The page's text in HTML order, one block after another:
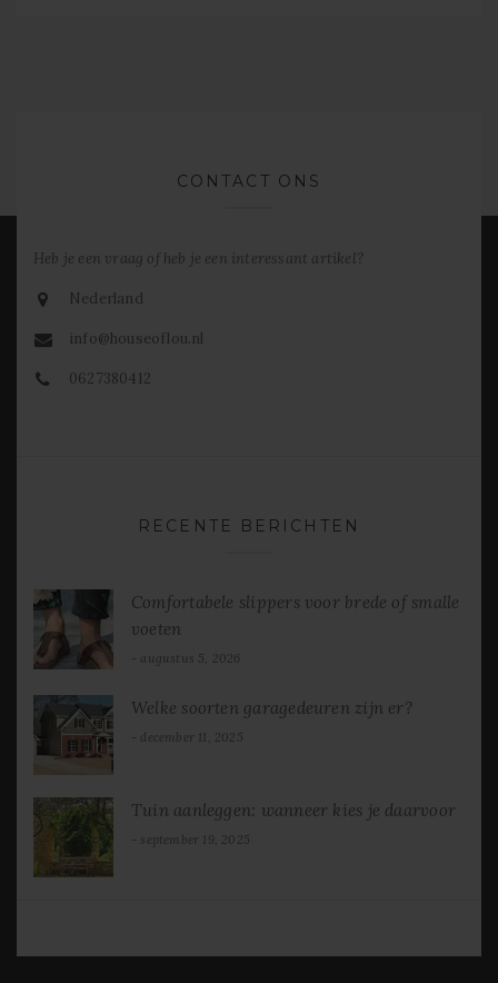
CONTACT ONS
Heb je een vraag of heb je een interessant artikel?
Nederland
info@houseoflou.nl
0627380412
RECENTE BERICHTEN
Comfortabele slippers voor brede of smalle
voeten
augustus 5, 2026
Welke soorten garagedeuren zijn er?
december 11, 2025
Tuin aanleggen: wanneer kies je daarvoor
september 19, 2025